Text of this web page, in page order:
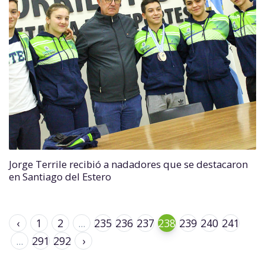
Jorge Terrile recibió a nadadores que se destacaron
en Santiago del Estero
‹ 1 2 ... 235 236 237 238 239 240 241
...
291 292 ›